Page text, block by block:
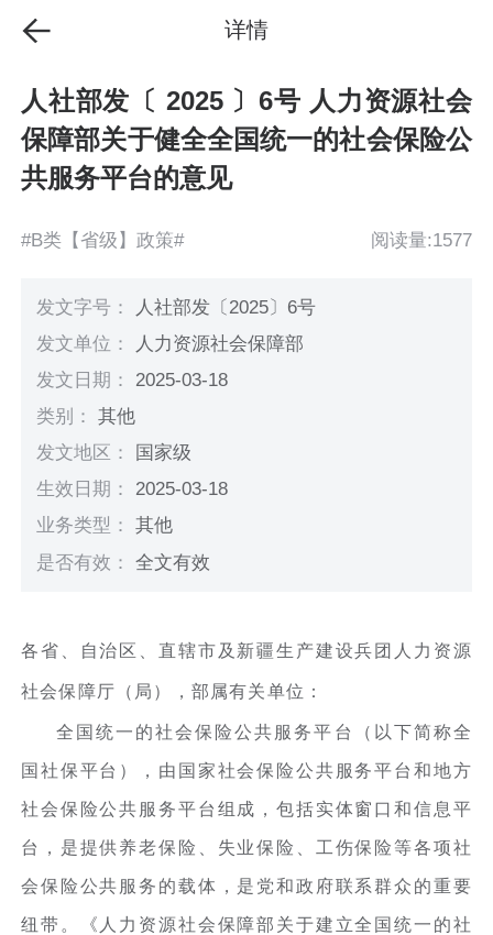
详情
人社部发〔 2025 〕6号 人力资源社会
保障部关于健全全国统一的社会保险公
共服务平台的意见
#B类【省级】政策# 阅读量:1577
发文字号：
人社部发〔2025〕6号
发文单位：
人力资源社会保障部
发文日期： 2025-03-18
类别：其他
发文地区：
国家级
生效日期： 2025-03-18
业务类型：其他
是否有效：全文有效
各省、自治区、直辖市及新疆生产建设兵团人力资源
社会保障厅（局），部属有关单位：
全国统一的社会保险公共服务平台（以下简称全
国社保平台），由国家社会保险公共服务平台和地方
社会保险公共服务平台组成，包括实体窗口和信息平
台，是提供养老保险、失业保险、工伤保险等各项社
会保险公共服务的载体，是党和政府联系群众的重要
纽带。《人力资源社会保障部关于建立全国统一的社